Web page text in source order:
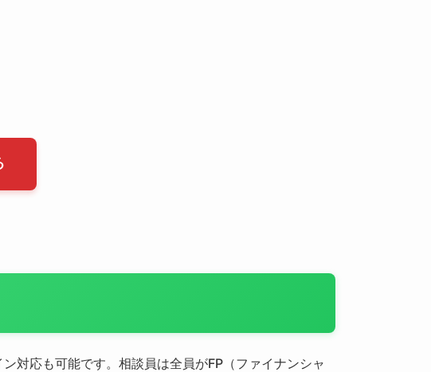
対応も可能です。相談員は全員がFP（ファイナンシャ